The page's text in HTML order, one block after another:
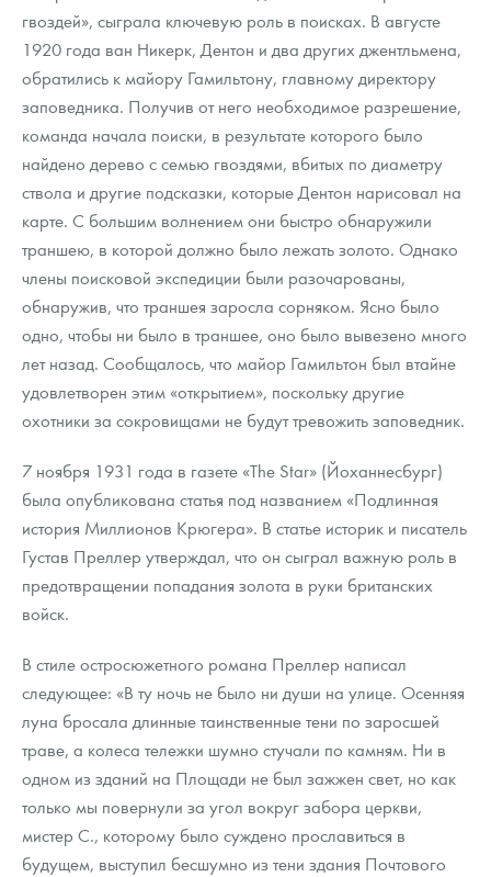
гвоздей», сыграла ключевую роль в поисках. В августе
1920 года ван Никерк, Дентон и два других джентльмена,
обратились к майору Гамильтону, главному директору
заповедника. Получив от него необходимое разрешение,
команда начала поиски, в результате которого было
найдено дерево с семью гвоздями, вбитых по диаметру
ствола и другие подсказки, которые Дентон нарисовал на
карте. С большим волнением они быстро обнаружили
траншею, в которой должно было лежать золото. Однако
члены поисковой экспедиции были разочарованы,
обнаружив, что траншея заросла сорняком. Ясно было
одно, чтобы ни было в траншее, оно было вывезено много
лет назад. Сообщалось, что майор Гамильтон был втайне
удовлетворен этим «открытием», поскольку другие
охотники за сокровищами не будут тревожить заповедник.
7 ноября 1931 года в газете «The Star» (Йоханнесбург)
была опубликована статья под названием «Подлинная
история Миллионов Крюгера». В статье историк и писатель
Густав Преллер утверждал, что он сыграл важную роль в
предотвращении попадания золота в руки британских
войск.
В стиле остросюжетного романа Преллер написал
следующее: «В ту ночь не было ни души на улице. Осенняя
луна бросала длинные таинственные тени по заросшей
траве, а колеса тележки шумно стучали по камням. Ни в
одном из зданий на Площади не был зажжен свет, но как
только мы повернули за угол вокруг забора церкви,
мистер С., которому было суждено прославиться в
будущем, выступил бесшумно из тени здания Почтового